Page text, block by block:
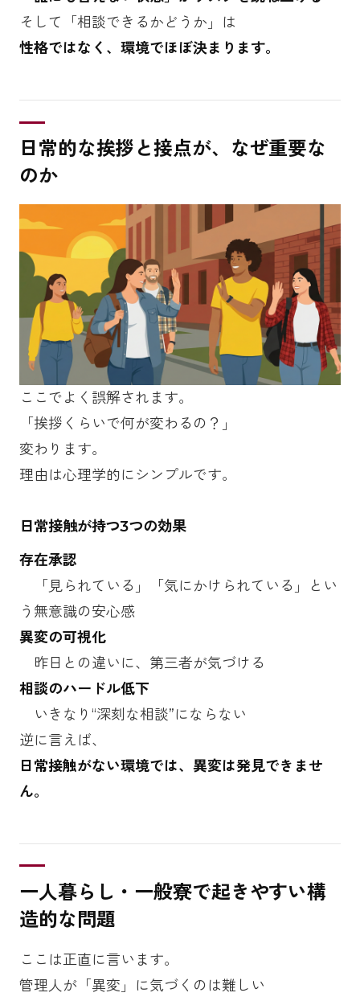
そして「相談できるかどうか」は
性格ではなく、環境でほぼ決まります。
日常的な挨拶と接点が、なぜ重要な
のか
ここでよく誤解されます。
「挨拶くらいで何が変わるの？」
変わります。
理由は心理学的にシンプルです。
日常接触が持つ3つの効果
存在承認
「見られている」「気にかけられている」とい
う無意識の安心感
異変の可視化
昨日との違いに、第三者が気づける
相談のハードル低下
いきなり“深刻な相談”にならない
逆に言えば、
日常接触がない環境では、異変は発見できませ
ん。
一人暮らし・一般寮で起きやすい構
造的な問題
ここは正直に言います。
管理人が「異変」に気づくのは難しい